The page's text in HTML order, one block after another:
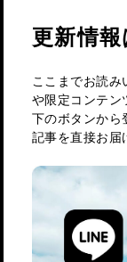
更新情
ここまでお読
や限定コンテン
下のボタンから
記事を直接お届